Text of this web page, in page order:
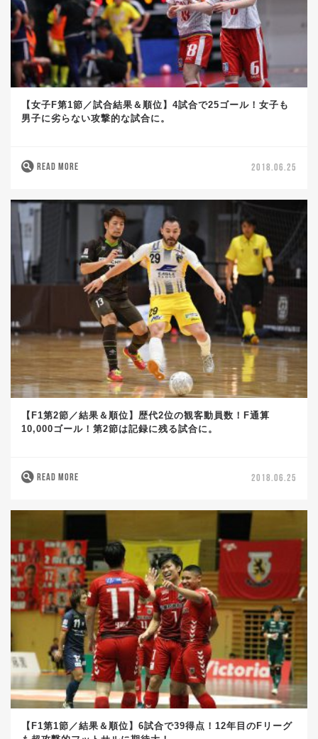
【女子F第1節／試合結果＆順位】4試合で25ゴール！女子も
男子に劣らない攻撃的な試合に。
READ MORE 2018.06.25
【F1第2節／結果＆順位】歴代2位の観客動員数！F通算
10,000ゴール！第2節は記録に残る試合に。
READ MORE 2018.06.25
【F1第1節／結果＆順位】6試合で39得点！12年目のFリーグ